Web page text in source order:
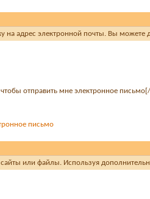
на адрес электронной почты. Вы
отправить мне электронное
письмо
сайты или файлы. Используя